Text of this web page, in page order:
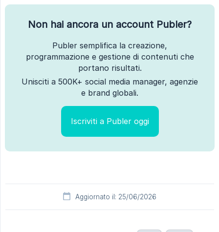
Non hai ancora un account Publer?
Publer semplifica la creazione,
programmazione e gestione di contenuti che
portano risultati.
Unisciti a 500K+ social media manager, agenzie
e brand globali.
Iscriviti a Publer oggi
Aggiornato il: 25/06/2026